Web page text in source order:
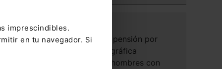
imprescindibles.
en tu navegador. Si
SOCIAL
Complemento de pensión por
aportación demográfica
reconocido a los hombres con